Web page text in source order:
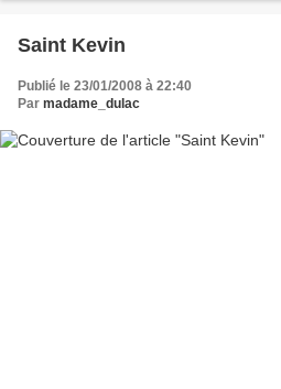
Saint Kevin
Publié le 23/01/2008 à 22:40
Par madame_dulac